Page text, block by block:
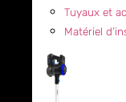
Tuyaux et
Matériel